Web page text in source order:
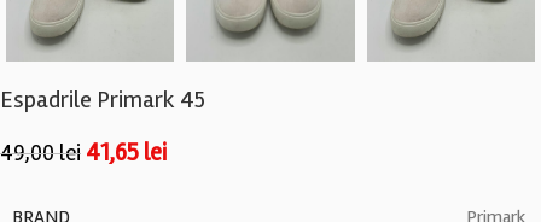
Espadrile Primark 45
49,00lei 41,65 lei
BRAND